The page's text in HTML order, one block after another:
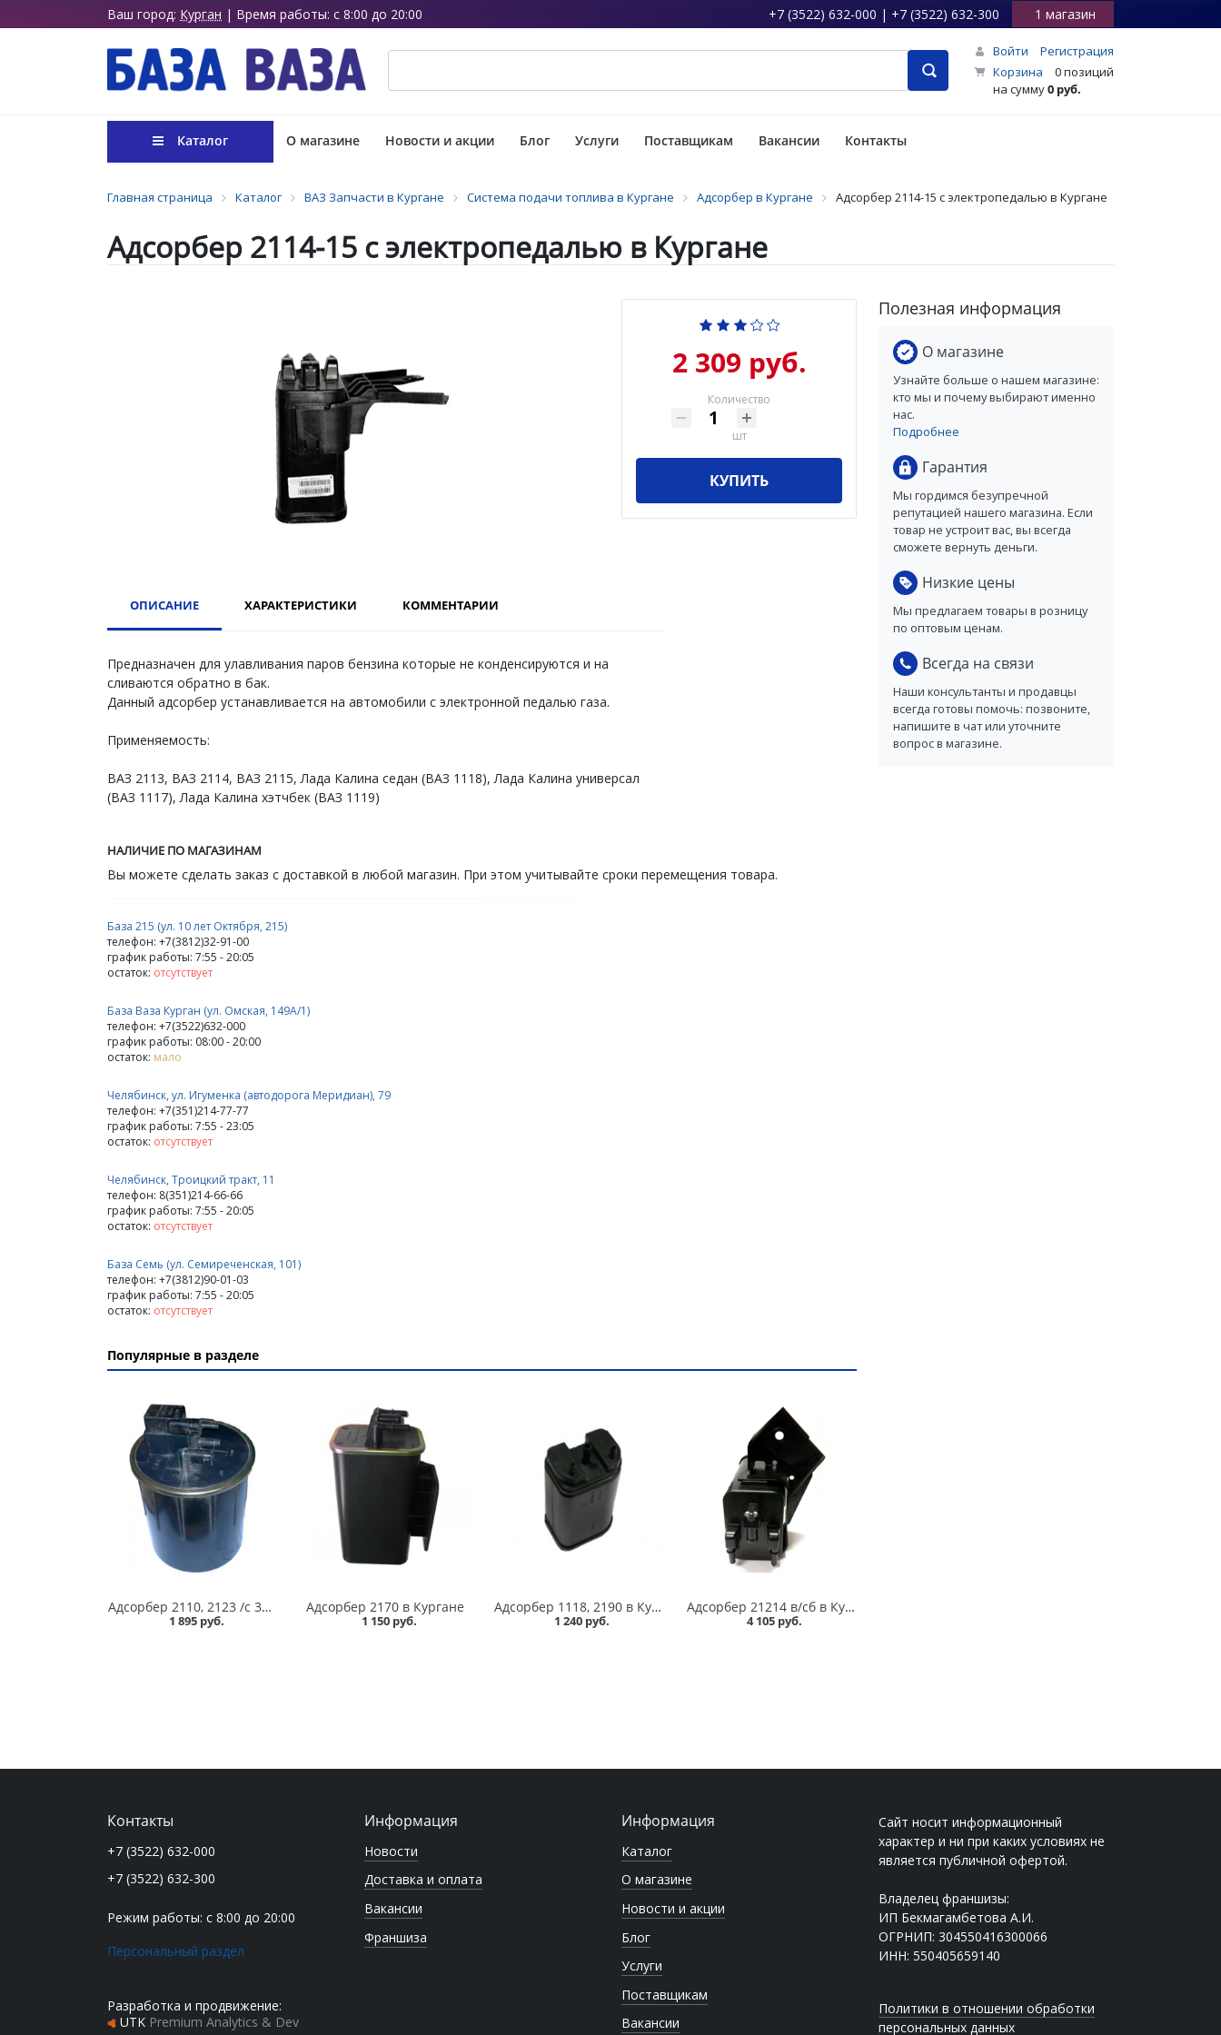
Ваш город: Курган | Время работы: с 8:00 до 20:00 +7 (3522) 632-000 | +7 (3522) 632-300 1 магазин
Войти
Регистрация
Корзина
0 позиций
на сумму0 руб.
Каталог О магазине Новости и акции Блог Услуги Поставщикам Вакансии Контакты
Главная страница Каталог ВАЗ Запчасти в Кургане Система подачи топлива в Кургане Адсорбер в Кургане Адсорбер 2114-15 с электропедалью в Кургане
Адсорбер 2114-15 с электропедалью в Кургане
2 309 руб.
Количество
шт
КУПИТЬ
ОПИСАНИЕ ХАРАКТЕРИСТИКИ КОММЕНТАРИИ
Предназначен для улавливания паров бензина которые не конденсируются и на
сливаются обратно в бак.
Данный адсорбер устанавливается на автомобили с электронной педалью газа.
Применяемость:
ВАЗ 2113, ВАЗ 2114, ВАЗ 2115, Лада Калина седан (ВАЗ 1118), Лада Калина универсал
(ВАЗ 1117), Лада Калина хэтчбек (ВАЗ 1119)
НАЛИЧИЕ ПО МАГАЗИНАМ
Вы можете сделать заказ с доставкой в любой магазин. При этом учитывайте сроки перемещения товара.
База 215 (ул. 10 лет Октября, 215)
телефон: +7(3812)32-91-00
график работы: 7:55 - 20:05
остаток: отсутствует
База Ваза Курган (ул. Омская, 149А/1)
телефон: +7(3522)632-000
график работы: 08:00 - 20:00
остаток: мало
Челябинск, ул. Игуменка (автодорога Меридиан), 79
телефон: +7(351)214-77-77
график работы: 7:55 - 23:05
остаток: отсутствует
Челябинск, Троицкий тракт, 11
телефон: 8(351)214-66-66
график работы: 7:55 - 20:05
остаток: отсутствует
База Семь (ул. Семиреченская, 101)
телефон: +7(3812)90-01-03
график работы: 7:55 - 20:05
остаток: отсутствует
Популярные в разделе
Адсорбер 2110, 2123 /с 30.05.2005г. до 12.2007г., Евро-2/ в Кургане
1 895 руб.
Адсорбер 2170 в Кургане
1 150 руб.
Адсорбер 1118, 2190 в Кургане
1 240 руб.
Адсорбер 21214 в/сб в Кургане
4 105 руб.
Полезная информация
О магазине
Узнайте больше о нашем магазине:
кто мы и почему выбирают именно
нас.
Подробнее
Гарантия
Мы гордимся безупречной
репутацией нашего магазина. Если
товар не устроит вас, вы всегда
сможете вернуть деньги.
Низкие цены
Мы предлагаем товары в розницу
по оптовым ценам.
Всегда на связи
Наши консультанты и продавцы
всегда готовы помочь: позвоните,
напишите в чат или уточните
вопрос в магазине.
Информация
Новости
Доставка и оплата
Вакансии
Франшиза
Информация
Каталог
О магазине
Новости и акции
Блог
Услуги
Поставщикам
Вакансии
Сайт носит информационный
характер и ни при каких условиях не
является публичной офертой.
Владелец франшизы:
ИП Бекмагамбетова А.И.
ОГРНИП: 304550416300066
ИНН: 550405659140
Политики в отношении обработки
персональных данных
Контакты
+7 (3522) 632-000
+7 (3522) 632-300
Режим работы: с 8:00 до 20:00
Персональный раздел
Разработка и продвижение:
UTK Premium Analytics & Dev